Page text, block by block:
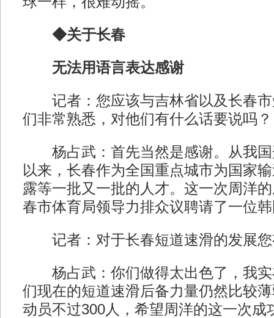
◆关于长春
无法用语言表达感谢
记者：您应该与吉林省以及长春市
们非常熟悉，对他们有什么话要说吗？
杨占武：首先当然是感谢。从我国
以来，长春作为全国重点城市为国家
露等一批又一批的人才。这一次周洋
春市体育局领导力排众议聘请了一位
记者：对于长春短道速滑的发展您
杨占武：你们做得太出色了，我实
们现在的短道速滑后备力量仍然比较
动员不过300人，希望周洋的这一次成